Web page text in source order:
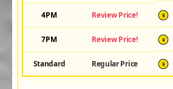
4PM Review Price! ¥
7PM Review Price! ¥
Standard Regular Price ¥